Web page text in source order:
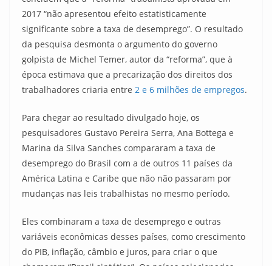
2017 “não apresentou efeito estatisticamente
significante sobre a taxa de desemprego”. O resultado
da pesquisa desmonta o argumento do governo
golpista de Michel Temer, autor da “reforma”, que à
época estimava que a precarização dos direitos dos
trabalhadores criaria entre 2 e 6 milhões de empregos.
Para chegar ao resultado divulgado hoje, os
pesquisadores Gustavo Pereira Serra, Ana Bottega e
Marina da Silva Sanches compararam a taxa de
desemprego do Brasil com a de outros 11 países da
América Latina e Caribe que não não passaram por
mudanças nas leis trabalhistas no mesmo período.
Eles combinaram a taxa de desemprego e outras
variáveis econômicas desses países, como crescimento
do PIB, inflação, câmbio e juros, para criar o que